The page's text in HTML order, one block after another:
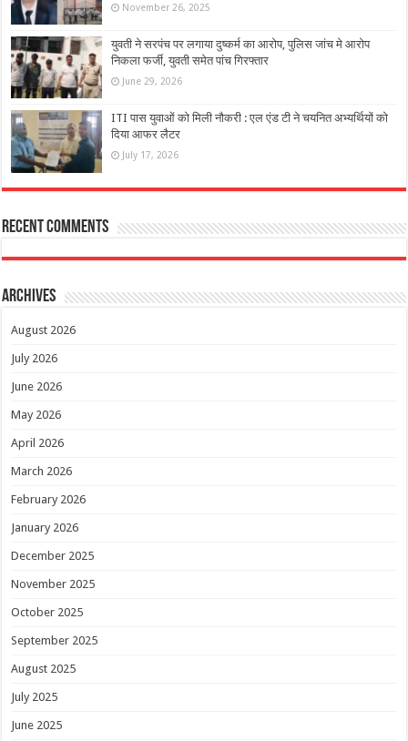
November 26, 2025
युवती ने सरपंच पर लगाया दुष्कर्म का आरोप, पुलिस जांच मे आरोप
निकला फर्जी, युवती समेत पांच गिरफ्तार
June 29, 2026
ITI पास युवाओं को मिली नौकरी : एल एंड टी ने चयनित अभ्यर्थियों को
दिया आफर लैटर
July 17, 2026
Recent Comments
Archives
August 2026
July 2026
June 2026
May 2026
April 2026
March 2026
February 2026
January 2026
December 2025
November 2025
October 2025
September 2025
August 2025
July 2025
June 2025